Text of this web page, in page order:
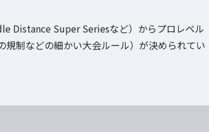
Distance Super Seriesなど）からプロレベル
制などの細かい大会ルール）が決められてい